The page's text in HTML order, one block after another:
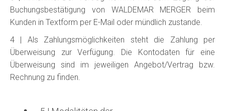
Buchungsbestätigung von WALDEMAR MERGER beim
Kunden in Textform per E-Mail oder mündlich zustande.
4 | Als Zahlungsmöglichkeiten steht die Zahlung per
Überweisung zur Verfügung. Die Kontodaten für eine
Überweisung sind im jeweiligen Angebot/Vertrag bzw.
Rechnung zu finden.